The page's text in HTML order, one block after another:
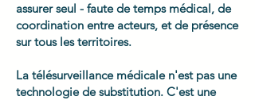
assurer seul - faute de temps médical, de
coordination entre acteurs, et de présence
sur tous les territoires.
La télésurveillance médicale n'est pas une
technologie de substitution. C'est une